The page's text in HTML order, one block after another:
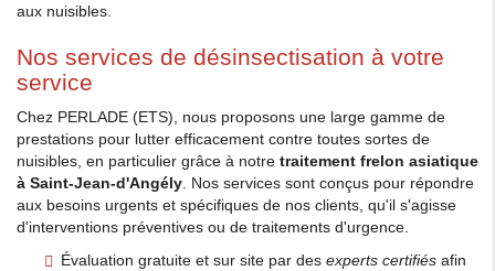
aux nuisibles.
Nos services de désinsectisation à votre
service
Chez PERLADE (ETS), nous proposons une large gamme de
prestations pour lutter efficacement contre toutes sortes de
nuisibles, en particulier grâce à notre traitement frelon asiatique
à Saint-Jean-d'Angély. Nos services sont conçus pour répondre
aux besoins urgents et spécifiques de nos clients, qu'il s'agisse
d'interventions préventives ou de traitements d'urgence.
Évaluation gratuite et sur site par des experts certifiés afin